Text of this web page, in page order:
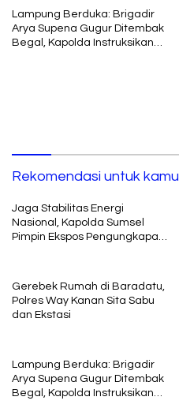
Lampung Berduka: Brigadir
Arya Supena Gugur Ditembak
Begal, Kapolda Instruksikan
Rekomendasi untuk kamu
Jaga Stabilitas Energi
Nasional, Kapolda Sumsel
Pimpin Ekspos Pengungkapan
Gerebek Rumah di Baradatu,
Polres Way Kanan Sita Sabu
dan Ekstasi
Lampung Berduka: Brigadir
Arya Supena Gugur Ditembak
Begal, Kapolda Instruksikan